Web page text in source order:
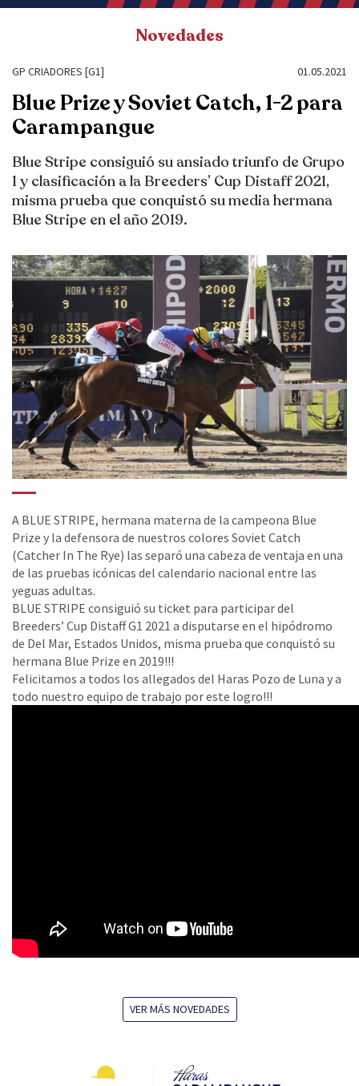
Novedades
GP CRIADORES [G1] 01.05.2021
Blue Prize y Soviet Catch, 1-2 para
Carampangue
Blue Stripe consiguió su ansiado triunfo de Grupo
1 y clasificación a la Breeders’ Cup Distaff 2021,
misma prueba que conquistó su media hermana
Blue Stripe en el año 2019.
A BLUE STRIPE, hermana materna de la campeona Blue
Prize y la defensora de nuestros colores Soviet Catch
(Catcher In The Rye) las separó una cabeza de ventaja en una
de las pruebas icónicas del calendario nacional entre las
yeguas adultas.
BLUE STRIPE consiguió su ticket para participar del
Breeders’ Cup Distaff G1 2021 a disputarse en el hipódromo
de Del Mar, Estados Unidos, misma prueba que conquistó su
hermana Blue Prize en 2019!!!
Felicitamos a todos los allegados del Haras Pozo de Luna y a
todo nuestro equipo de trabajo por este logro!!!
VER MÁS NOVEDADES